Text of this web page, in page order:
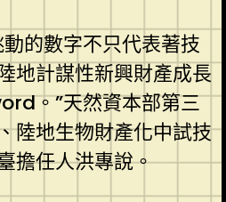
的數字不只代表著技
地計謀性新興財產成長
。”天然資本部第三
陸地生物財產化中試技
擔任人洪專說。